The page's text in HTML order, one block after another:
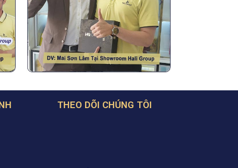
THEO DÕI CHÚNG TÔI